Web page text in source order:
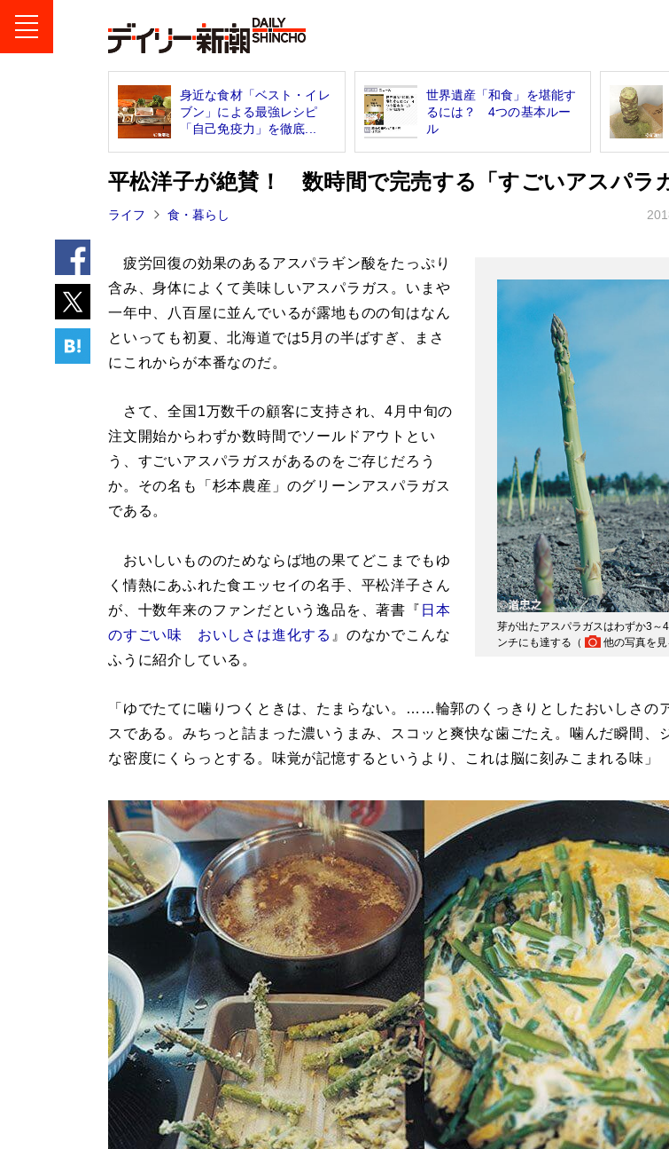
身近な食材「ベスト・イレ
ブン」による最強レシピ
「自己免疫力」を徹底...
世界遺産「和食」を堪能す
るには？ 4つの基本ルー
ル
平松洋子が絶賛！ 数時間で完売する「すごいアスパラ
ライフ 食・暮らし
芽が出たアスパラガスはわずか3～
ンチにも達する（
他の写真を見
疲労回復の効果のあるアスパラギン酸をたっぷり
含み、身体によくて美味しいアスパラガス。いまや
一年中、八百屋に並んでいるが露地ものの旬はなん
といっても初夏、北海道では5月の半ばすぎ、まさ
にこれからが本番なのだ。
さて、全国1万数千の顧客に支持され、4月中旬の
注文開始からわずか数時間でソールドアウトとい
う、すごいアスパラガスがあるのをご存じだろう
か。その名も「杉本農産」のグリーンアスパラガス
である。
おいしいもののためならば地の果てどこまでもゆ
く情熱にあふれた食エッセイの名手、平松洋子さん
が、十数年来のファンだという逸品を、著書『 日本
のすごい味 おいしさは進化する 』のなかでこんな
ふうに紹介している。
「ゆでたてに噛りつくときは、たまらない。……輪郭のくっきりとしたおいしさの
スである。みちっと詰まった濃いうまみ、スコッと爽快な歯ごたえ。噛んだ瞬間、
な密度にくらっとする。味覚が記憶するというより、これは脳に刻みこまれる味」